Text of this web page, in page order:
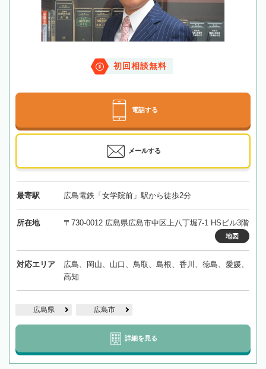
初回相談無料
電話する
メールする
最寄駅 広島電鉄「女学院前」駅から徒歩2分
所在地 〒730-0012 広島県広島市中区上八丁堀7-1 HSビル3階
地図
対応エリア
広島、岡山、山口、鳥取、島根、香川、徳島、愛媛、
高知
広島県 広島市
詳細を見る